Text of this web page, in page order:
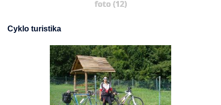
foto (12)
Cyklo turistika